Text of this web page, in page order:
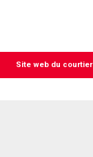
Site web du courtier